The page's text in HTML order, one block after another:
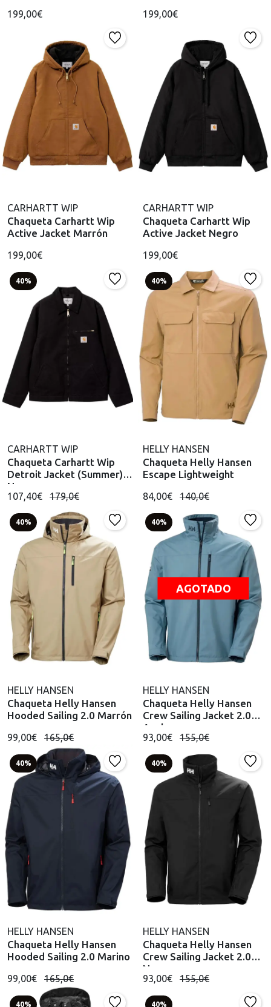
199,00€ 199,00€
CARHARTT WIP
Chaqueta Carhartt Wip
Active Jacket Marrón
199,00€
CARHARTT WIP
Chaqueta Carhartt Wip
Active Jacket Negro
199,00€
40%
CARHARTT WIP
Chaqueta Carhartt Wip
Detroit Jacket (Summer)
Negro
107,40€ 179,0€
40%
HELLY HANSEN
Chaqueta Helly Hansen
Escape Lightweight
84,00€ 140,0€
40%
HELLY HANSEN
Chaqueta Helly Hansen
Hooded Sailing 2.0 Marrón
99,00€ 165,0€
40%
AGOTADO
HELLY HANSEN
Chaqueta Helly Hansen
Crew Sailing Jacket 2.0
Azul
93,00€ 155,0€
40%
HELLY HANSEN
Chaqueta Helly Hansen
Hooded Sailing 2.0 Marino
99,00€ 165,0€
40%
HELLY HANSEN
Chaqueta Helly Hansen
Crew Sailing Jacket 2.0
Negro
93,00€ 155,0€
40% 40%